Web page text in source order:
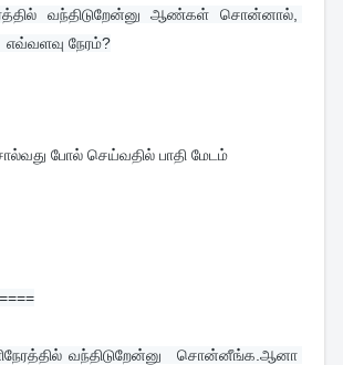
வந்திடுறேன்னு ஆண்கள் சொன்னால்,
நேரம்?
போல் செய்வதில் பாதி மேடம்
வந்திடுறேன்னு  சொன்னீங்க.ஆனா